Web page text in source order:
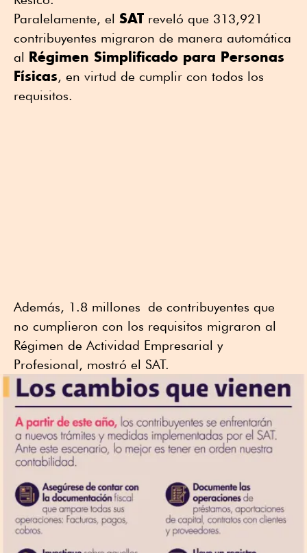
Paralelamente, el SAT reveló que 313,921
contribuyentes migraron de manera automática
al Régimen Simplificado para Personas
Físicas, en virtud de cumplir con todos los
requisitos.
Además, 1.8 millones de contribuyentes que
no cumplieron con los requisitos migraron al
Régimen de Actividad Empresarial y
Profesional, mostró el SAT.